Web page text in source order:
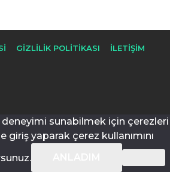
GIZLILIK POLITIKASI İLETIŞIM
sunabilmek için çerezleri
giriş yaparak çerez kullanımını